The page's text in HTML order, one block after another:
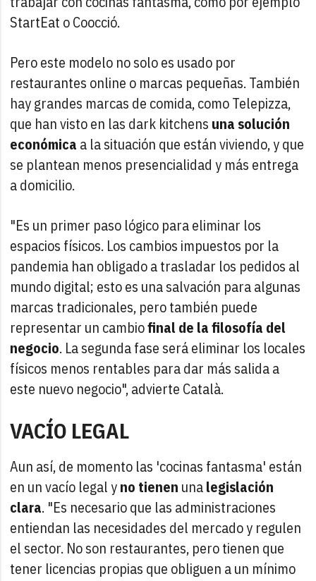
StartEat o Coocció.
Pero este modelo no solo es usado por
restaurantes online o marcas pequeñas. También
hay grandes marcas de comida, como Telepizza,
que han visto en las dark kitchens una solución
económica a la situación que están viviendo, y que
se plantean menos presencialidad y más entrega
a domicilio.
"Es un primer paso lógico para eliminar los
espacios físicos. Los cambios impuestos por la
pandemia han obligado a trasladar los pedidos al
mundo digital; esto es una salvación para algunas
marcas tradicionales, pero también puede
representar un cambiofinal de la filosofía del
negocio. La segunda fase será eliminar los locales
físicos menos rentables para dar más salida a
este nuevo negocio", advierte Català.
VACÍO LEGAL
Aun así, de momento las 'cocinas fantasma' están
en un vacío legal yno tienen unalegislación
clara. "Es necesario que las administraciones
entiendan las necesidades del mercado y regulen
el sector. No son restaurantes, pero tienen que
tener licencias propias que obliguen a un mínimo